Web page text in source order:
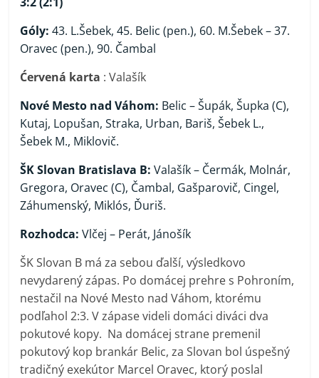
Góly: 43. L.Šebek, 45. Belic (pen.), 60. M.Šebek – 37.
Oravec (pen.), 90. Čambal
Ćervená karta : Valašík
Nové Mesto nad Váhom: Belic – Šupák, Šupka (C),
Kutaj, Lopušan, Straka, Urban, Bariš, Šebek L.,
Šebek M., Miklovič.
ŠK Slovan Bratislava B: Valašík – Čermák, Molnár,
Gregora, Oravec (C), Čambal, Gašparovič, Cingel,
Záhumenský, Miklós, Ďuriš.
Rozhodca: Vlčej – Perát, Jánošík
ŠK Slovan B má za sebou ďalší, výsledkovo
nevydarený zápas. Po domácej prehre s Pohroním,
nestačil na Nové Mesto nad Váhom, ktorému
podľahol 2:3. V zápase videli domáci diváci dva
pokutové kopy. Na domácej strane premenil
pokutový kop brankár Belic, za Slovan bol úspešný
tradičný exekútor Marcel Oravec, ktorý poslal